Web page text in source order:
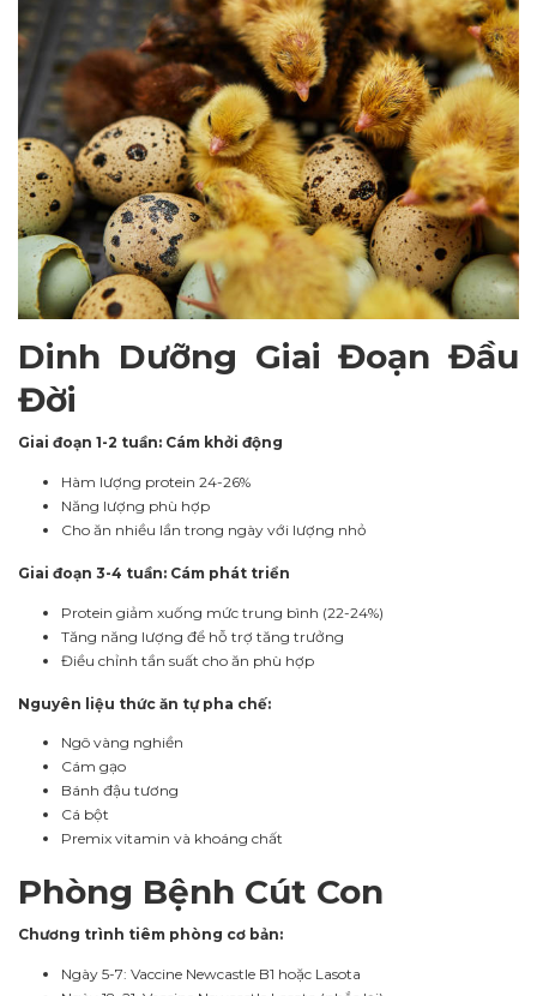
Dinh Dưỡng Giai Đoạn Đầu
Đời
Giai đoạn 1-2 tuần: Cám khởi động
Hàm lượng protein 24-26%
Năng lượng phù hợp
Cho ăn nhiều lần trong ngày với lượng nhỏ
Giai đoạn 3-4 tuần: Cám phát triển
Protein giảm xuống mức trung bình (22-24%)
Tăng năng lượng để hỗ trợ tăng trưởng
Điều chỉnh tần suất cho ăn phù hợp
Nguyên liệu thức ăn tự pha chế:
Ngô vàng nghiền
Cám gạo
Bánh đậu tương
Cá bột
Premix vitamin và khoáng chất
Phòng Bệnh Cút Con
Chương trình tiêm phòng cơ bản:
Ngày 5-7: Vaccine Newcastle B1 hoặc Lasota